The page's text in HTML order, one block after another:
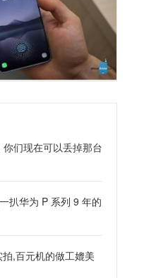
们现在可以丢掉那台
扒华为 P 系列 9 年的
,百元机的做工媲美